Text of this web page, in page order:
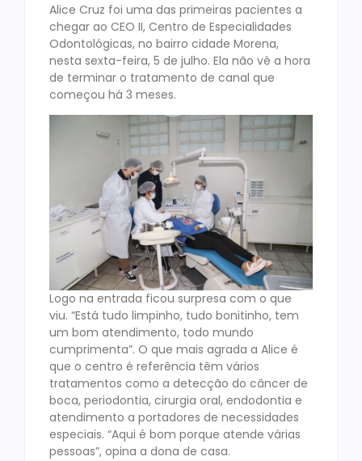
Alice Cruz foi uma das primeiras pacientes a
chegar ao CEO II, Centro de Especialidades
Odontológicas, no bairro cidade Morena,
nesta sexta-feira, 5 de julho. Ela não vê a hora
de terminar o tratamento de canal que
começou há 3 meses.
Logo na entrada ficou surpresa com o que
viu. “Está tudo limpinho, tudo bonitinho, tem
um bom atendimento, todo mundo
cumprimenta”. O que mais agrada a Alice é
que o centro é referência têm vários
tratamentos como a detecção do câncer de
boca, periodontia, cirurgia oral, endodontia e
atendimento a portadores de necessidades
especiais. “Aqui é bom porque atende várias
pessoas”, opina a dona de casa.